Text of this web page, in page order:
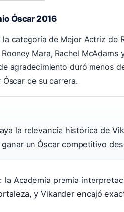
Óscar 2016
la categoría de Mejor Actriz de
Mara, Rachel McAdams
agradecimiento duró menos
Óscar de su carrera.
la relevancia histórica de
un Óscar competitivo
la Academia premia
y Vikander encajó